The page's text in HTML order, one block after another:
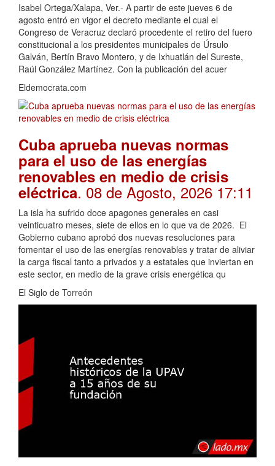
Isabel Ortega/Xalapa, Ver.- A partir de este jueves 6 de
agosto entró en vigor el decreto mediante el cual el
Congreso de Veracruz declaró procedente el retiro del fuero
constitucional a los presidentes municipales de Úrsulo
Galván, Bertín Bravo Montero, y de Ixhuatlán del Sureste,
Raúl González Martínez. Con la publicación del acuer
Eldemocrata.com
Cuba aprueba nuevas normas
para el uso de las energías
renovables en medio de crisis
eléctrica. 08 de Agosto, 2026 17:11
La isla ha sufrido doce apagones generales en casi
veinticuatro meses, siete de ellos en lo que va de 2026. El
Gobierno cubano aprobó dos nuevas resoluciones para
fomentar el uso de las energías renovables y tratar de aliviar
la carga fiscal tanto a privados y a estatales que inviertan en
este sector, en medio de la grave crisis energética qu
El Siglo de Torreón